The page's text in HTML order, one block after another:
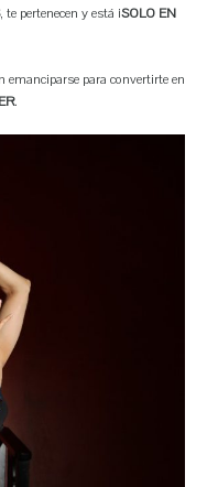
, te pertenecen y está ¡SOLO EN
emanciparse para convertirte en
.